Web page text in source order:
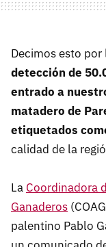
Decimos esto
detección de
entrado a
matadero de
etiquetados
calidad de la
La Coordinadora
Ganaderos
palentino Pablo